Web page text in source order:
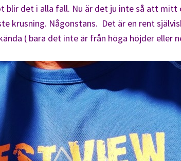
blir det i alla fall. Nu är det ju inte så att
krusning. Någonstans. Det är en rent
( bara det inte är från höga höjder eller